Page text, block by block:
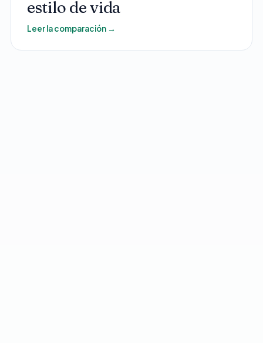
estilo de vida
Leer la comparación →